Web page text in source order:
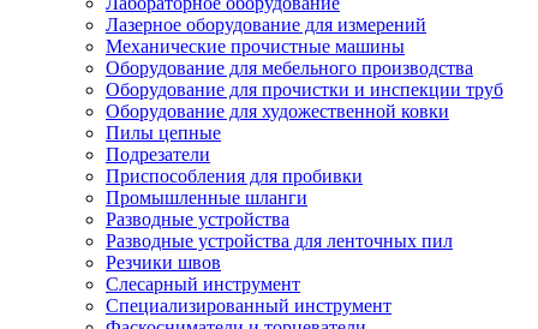
Лазерное оборудование для измерений
Механические прочистные машины
Оборудование для мебельного производства
Оборудование для прочистки и инспекции труб
Оборудование для художественной ковки
Пилы цепные
Подрезатели
Приспособления для пробивки
Промышленные шланги
Разводные устройства
Разводные устройства для ленточных пил
Резчики швов
Слесарный инструмент
Специализированный инструмент